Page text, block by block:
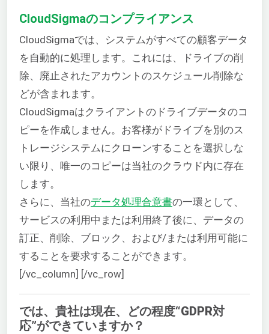
CloudSigmaのコンプライアンス
CloudSigmaでは、システムがすべての顧客データ
を自動的に処理します。これには、ドライブの削
除、廃止されたアカウントのスケジュール削除な
どが含まれます。
CloudSigmaはクライアントのドライブデータのコ
ピーを作成しません。お客様がドライブを別のス
トレージシステムにクローンすることを選択しな
い限り、唯一のコピーは当社のクラウド内に存在
します。
さらに、当社のデータ処理合意書の一環として、
サービスの利用中または利用終了後に、データの
訂正、削除、ブロック、および/または利用可能に
することを要求することができます。
[/vc_column] [/vc_row]
では、貴社は現在、どの程度“GDPR対
応”ができていますか？